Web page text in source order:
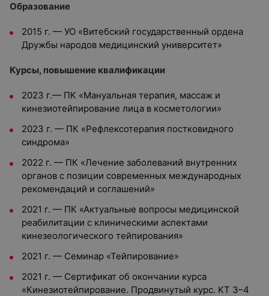
Образование
2015 г. — УО «Витебский государственный ордена
Дружбы народов медицинский университет»
Курсы, повышение квалификации
2023 г.— ПК «Мануальная терапия, массаж и
кинезиотейпирование лица в косметологии»
2023 г. — ПК «Рефлексотерапия постковидного
синдрома»
2022 г. — ПК «Лечение заболеваний внутренних
органов с позиции современных международных
рекомендаций и соглашений»
2021 г. — ПК «Актуальные вопросы медицинской
реабилитации с клиническими аспектами
кинезеологического тейпирования»
2021 г. — Семинар «Тейпирование»
2021 г. — Сертификат об окончании курса
«Кинезиотейпирование. Продвинутый курс. KT 3–4